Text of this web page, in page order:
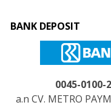
BANK DEPOSIT
0045-0100-
a.n CV. METRO